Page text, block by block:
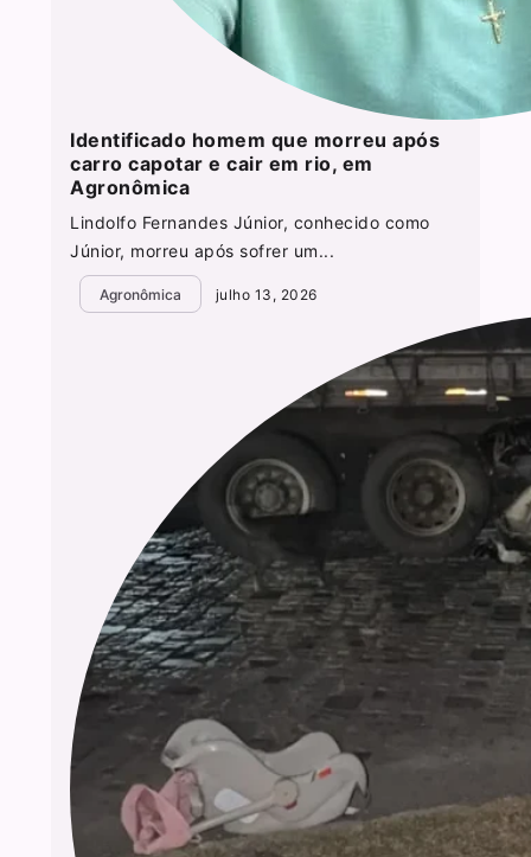
Identificado homem que morreu após
carro capotar e cair em rio, em
Agronômica
Lindolfo Fernandes Júnior, conhecido como
Júnior, morreu após sofrer um...
Agronômica julho 13, 2026